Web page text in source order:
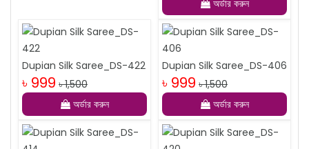
অর্ডার করুন
Dupian Silk Saree_DS-422
৳ 999 ৳ 1,500
অর্ডার করুন
Dupian Silk Saree_DS-406
৳ 999 ৳ 1,500
অর্ডার করুন